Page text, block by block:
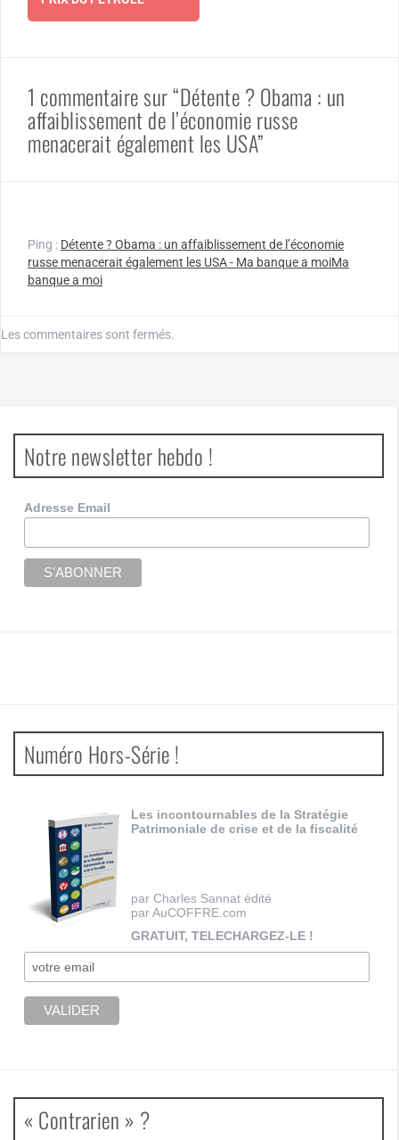
1 commentaire sur “Détente ? Obama : un
affaiblissement de l’économie russe
menacerait également les USA”
Ping : Détente ? Obama : un affaiblissement de l’économie
russe menacerait également les USA - Ma banque a moiMa
banque a moi
Les commentaires sont fermés.
Notre newsletter hebdo !
Adresse Email
Numéro Hors-Série !
Les incontournables de la Stratégie
Patrimoniale de crise et de la fiscalité
par Charles Sannat édité
par AuCOFFRE.com
GRATUIT, TELECHARGEZ-LE !
« Contrarien » ?